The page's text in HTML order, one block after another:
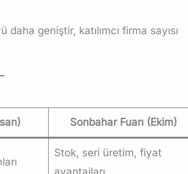
daha geniştir, katılımcı firma sayısı
Sonbahar Fuarı (Ekim)
Stok, seri üretim, fiyat
avantajları